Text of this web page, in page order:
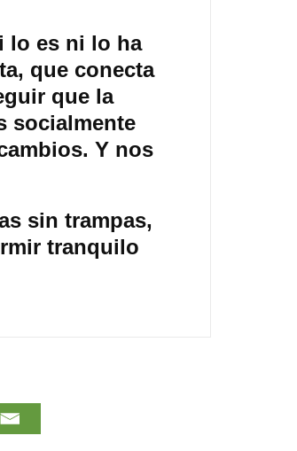
lo es ni lo ha
que conecta
que la
socialmente
Y nos
sin trampas,
tranquilo